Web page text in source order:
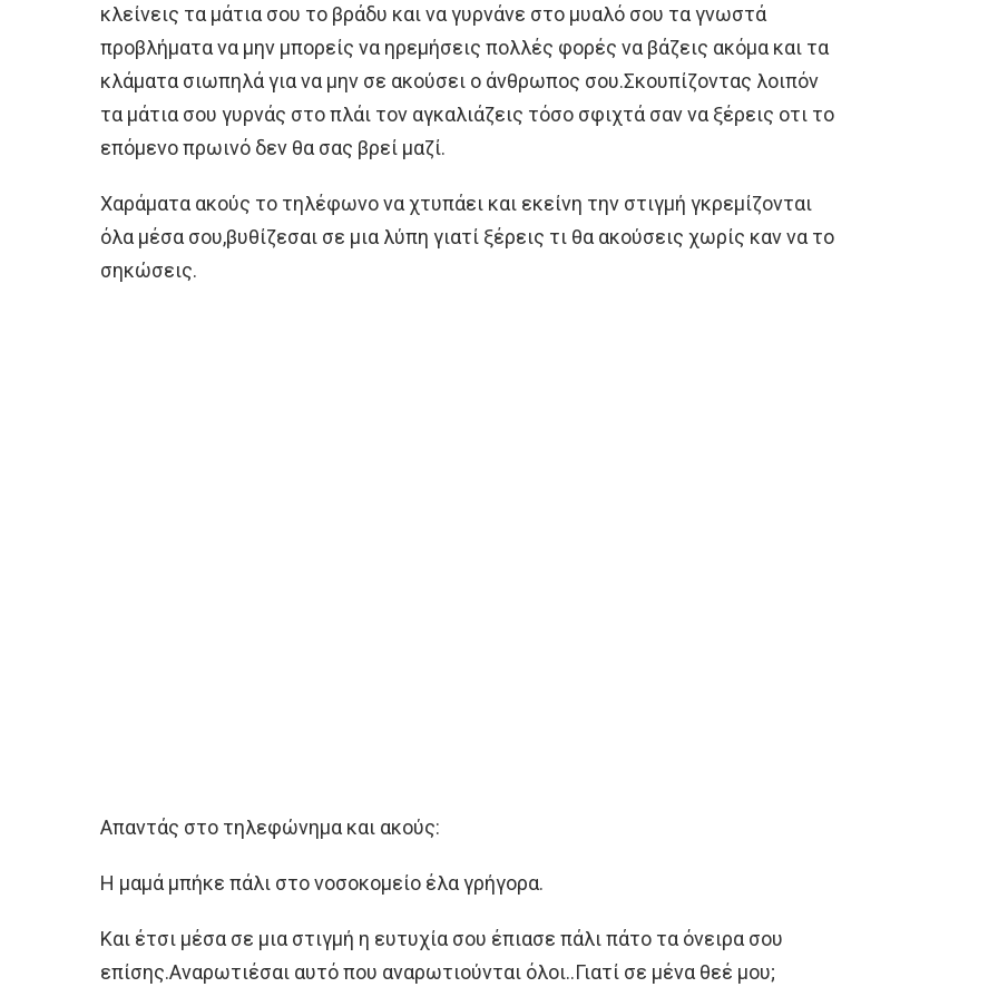
κλείνεις τα μάτια σου το βράδυ και να γυρνάνε στο μυαλό σου τα γνωστά
προβλήματα να μην μπορείς να ηρεμήσεις πολλές φορές να βάζεις ακόμα και τα
κλάματα σιωπηλά για να μην σε ακούσει ο άνθρωπος σου.Σκουπίζοντας λοιπόν
τα μάτια σου γυρνάς στο πλάι τον αγκαλιάζεις τόσο σφιχτά σαν να ξέρεις οτι το
επόμενο πρωινό δεν θα σας βρεί μαζί.
Χαράματα ακούς το τηλέφωνο να χτυπάει και εκείνη την στιγμή γκρεμίζονται
όλα μέσα σου,βυθίζεσαι σε μια λύπη γιατί ξέρεις τι θα ακούσεις χωρίς καν να το
σηκώσεις.
Απαντάς στο τηλεφώνημα και ακούς:
Η μαμά μπήκε πάλι στο νοσοκομείο έλα γρήγορα.
Και έτσι μέσα σε μια στιγμή η ευτυχία σου έπιασε πάλι πάτο τα όνειρα σου
επίσης.Αναρωτιέσαι αυτό που αναρωτιούνται όλοι..Γιατί σε μένα θεέ μου;